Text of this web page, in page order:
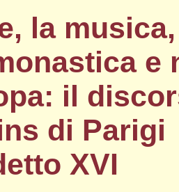
la
e
il
di Parigi
XVI